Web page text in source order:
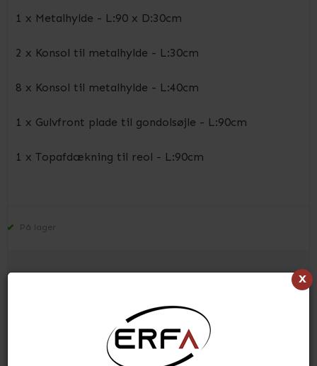
x
1 x Metalhylde - L:90 x D:30cm
2 x Konsol til metalhylde - L:30cm
8 x Konsol til metalhylde - L:40cm
1 x Gulvfront plade til gondolsøjle - L:90cm
1 x Topafdækning til reol - L:90cm
På lager
2.966,50 kr.
(inkl. moms)
Vis produkt